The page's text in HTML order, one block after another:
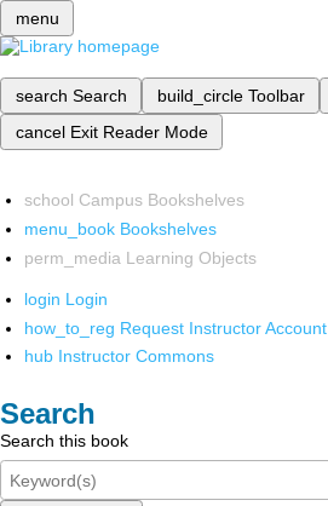
menu
search Search build_circle Toolbar
cancel Exit Reader Mode
school Campus Bookshelves
menu_book Bookshelves
perm_media Learning Objects
login Login
how_to_reg Request Instructor Account
hub Instructor Commons
Search
Search this book